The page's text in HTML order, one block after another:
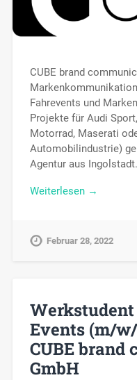
CUBE brand
Fahrevents und
Projekte für Audi
Motorrad, Maserati
Automobilindustrie)
Agentur aus
Weiterlesen →
Februar 28, 2022
Events (m/
CUBE brand
GmbH